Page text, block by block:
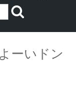
ーいドン